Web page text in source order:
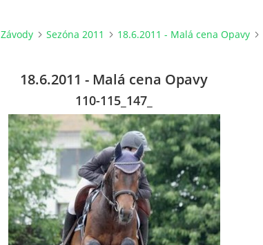
Závody Sezóna 2011 18.6.2011 - Malá cena Opavy
18.6.2011 - Malá cena Opavy
110-115_147_